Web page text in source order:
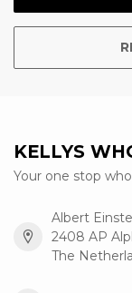
KELLYS
Your one stop
Albert
2408 AP
The